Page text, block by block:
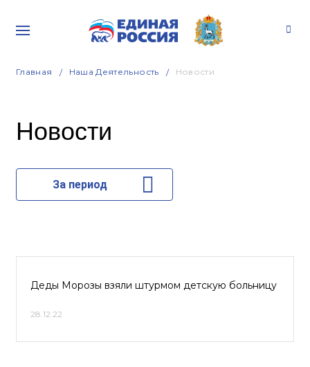
Главная Наша Деятельность Новости
Новости
За период
Деды Морозы взяли штурмом детскую больницу
28.12.22